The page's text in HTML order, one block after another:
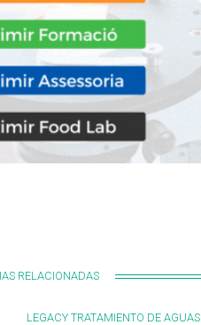
RELACIONADAS
LEGACY TRATAMIENTO DE AGUAS